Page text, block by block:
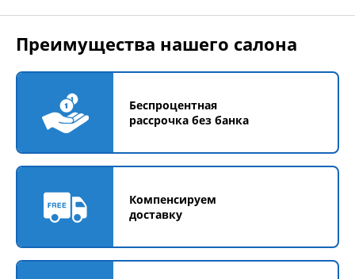
Преимущества нашего салона
Беспроцентная
рассрочка без банка
Компенсируем
доставку